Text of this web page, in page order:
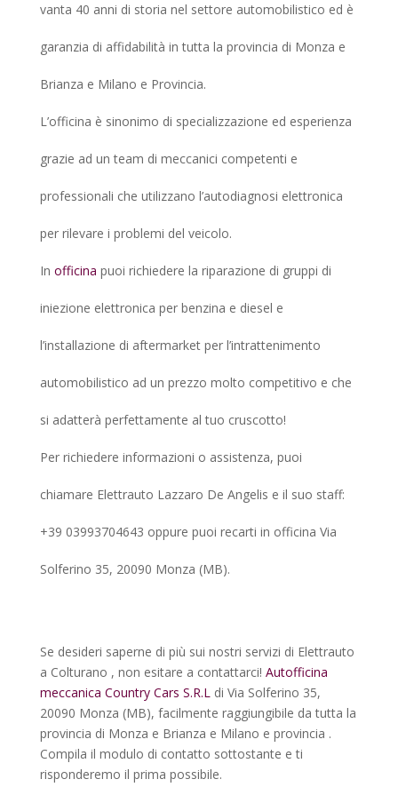
vanta 40 anni di storia nel settore automobilistico ed è
garanzia di affidabilità in tutta la provincia di Monza e
Brianza e Milano e Provincia.
L’officina è sinonimo di specializzazione ed esperienza
grazie ad un team di meccanici competenti e
professionali che utilizzano l’autodiagnosi elettronica
per rilevare i problemi del veicolo.
In officina puoi richiedere la riparazione di gruppi di
iniezione elettronica per benzina e diesel e
l’installazione di aftermarket per l’intrattenimento
automobilistico ad un prezzo molto competitivo e che
si adatterà perfettamente al tuo cruscotto!
Per richiedere informazioni o assistenza, puoi
chiamare Elettrauto Lazzaro De Angelis e il suo staff:
+39 03993704643 oppure puoi recarti in officina Via
Solferino 35, 20090 Monza (MB).
Se desideri saperne di più sui nostri servizi di Elettrauto
a Colturano , non esitare a contattarci! Autofficina
meccanica Country Cars S.R.Ldi Via Solferino 35,
20090 Monza (MB), facilmente raggiungibile da tutta la
provincia di Monza e Brianza e Milano e provincia .
Compila il modulo di contatto sottostante e ti
risponderemo il prima possibile.